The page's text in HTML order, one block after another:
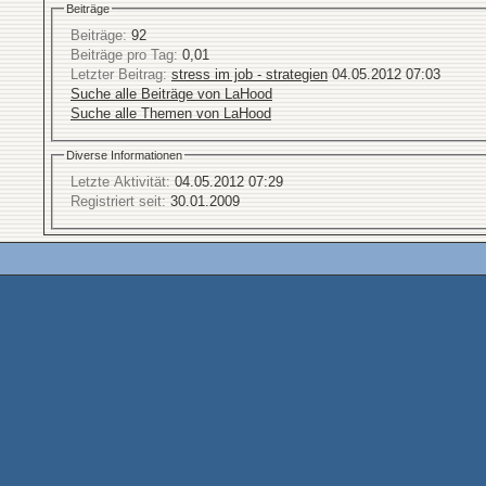
Beiträge
Beiträge: 92
Beiträge pro Tag: 0,01
Letzter Beitrag: stress im job - strategien 04.05.2012 07:03
Suche alle Beiträge von LaHood
Suche alle Themen von LaHood
Diverse Informationen
Letzte Aktivität: 04.05.2012 07:29
Registriert seit: 30.01.2009